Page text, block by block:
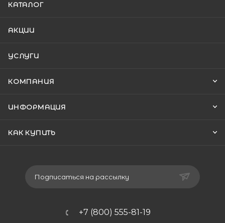
КАТАЛОГ
АКЦИИ
УСЛУГИ
КОМПАНИЯ
ИНФОРМАЦИЯ
КАК КУПИТЬ
Подписаться на рассылку
+7 (800) 555-81-19